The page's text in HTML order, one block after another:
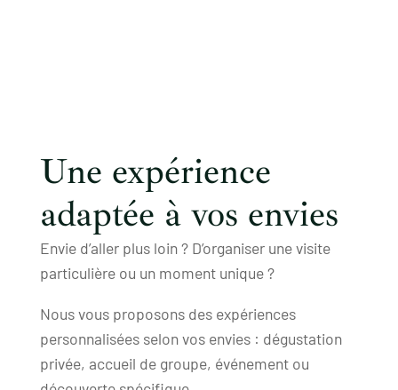
Une expérience
adaptée à vos envies
Envie d’aller plus loin ? D’organiser une visite
particulière ou un moment unique ?
Nous vous proposons des expériences
personnalisées selon vos envies : dégustation
privée, accueil de groupe, événement ou